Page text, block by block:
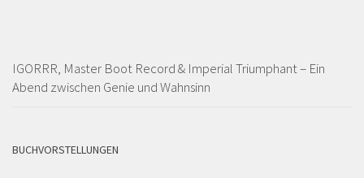
IGORRR, Master Boot Record & Imperial Triumphant – Ein
Abend zwischen Genie und Wahnsinn
BUCHVORSTELLUNGEN